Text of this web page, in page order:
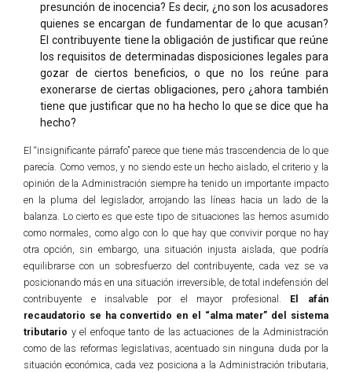
presunción de inocencia? Es decir, ¿no son los acusadores
quienes se encargan de fundamentar de lo que acusan?
El contribuyente tiene la obligación de justificar que reúne
los requisitos de determinadas disposiciones legales para
gozar de ciertos beneficios, o que no los reúne para
exonerarse de ciertas obligaciones, pero ¿ahora también
tiene que justificar que no ha hecho lo que se dice que ha
hecho?
El “insignificante párrafo” parece que tiene más trascendencia de lo que
parecía. Como vemos, y no siendo este un hecho aislado, el criterio y la
opinión de la Administración siempre ha tenido un importante impacto
en la pluma del legislador, arrojando las líneas hacia un lado de la
balanza. Lo cierto es que este tipo de situaciones las hemos asumido
como normales, como algo con lo que hay que convivir porque no hay
otra opción, sin embargo, una situación injusta aislada, que podría
equilibrarse con un sobresfuerzo del contribuyente, cada vez se va
posicionando más en una situación irreversible, de total indefensión del
contribuyente e insalvable por el mayor profesional. El afán
recaudatorio se ha convertido en el “alma mater” del sistema
tributario y el enfoque tanto de las actuaciones de la Administración
como de las reformas legislativas, acentuado sin ninguna duda por la
situación económica, cada vez posiciona a la Administración tributaria,